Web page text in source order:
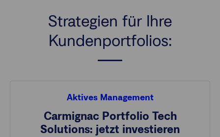
Strategien für Ihre
Kundenportfolios:
Aktives Management
Carmignac Portfolio Tech
Solutions: jetzt investieren